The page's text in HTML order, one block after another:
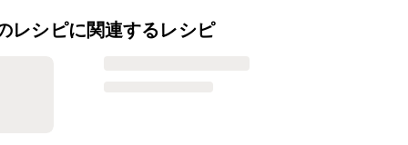
レシピに関連するレシピ